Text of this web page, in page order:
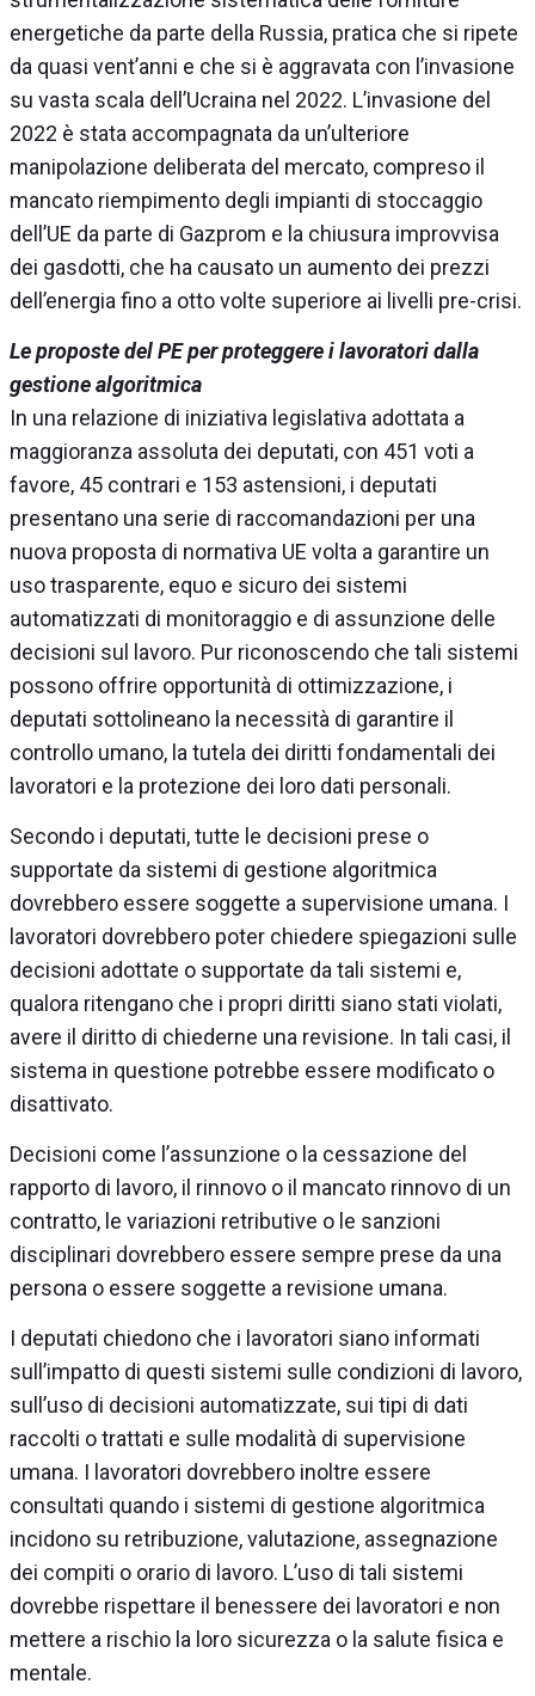
energetiche da parte della Russia, pratica che si ripete
da quasi vent’anni e che si è aggravata con l’invasione
su vasta scala dell’Ucraina nel 2022. L’invasione del
2022 è stata accompagnata da un’ulteriore
manipolazione deliberata del mercato, compreso il
mancato riempimento degli impianti di stoccaggio
dell’UE da parte di Gazprom e la chiusura improvvisa
dei gasdotti, che ha causato un aumento dei prezzi
dell’energia fino a otto volte superiore ai livelli pre-crisi.
Le proposte del PE per proteggere i lavoratori dalla
gestione algoritmica
In una relazione di iniziativa legislativa adottata a
maggioranza assoluta dei deputati, con 451 voti a
favore, 45 contrari e 153 astensioni, i deputati
presentano una serie di raccomandazioni per una
nuova proposta di normativa UE volta a garantire un
uso trasparente, equo e sicuro dei sistemi
automatizzati di monitoraggio e di assunzione delle
decisioni sul lavoro. Pur riconoscendo che tali sistemi
possono offrire opportunità di ottimizzazione, i
deputati sottolineano la necessità di garantire il
controllo umano, la tutela dei diritti fondamentali dei
lavoratori e la protezione dei loro dati personali.
Secondo i deputati, tutte le decisioni prese o
supportate da sistemi di gestione algoritmica
dovrebbero essere soggette a supervisione umana. I
lavoratori dovrebbero poter chiedere spiegazioni sulle
decisioni adottate o supportate da tali sistemi e,
qualora ritengano che i propri diritti siano stati violati,
avere il diritto di chiederne una revisione. In tali casi, il
sistema in questione potrebbe essere modificato o
disattivato.
Decisioni come l’assunzione o la cessazione del
rapporto di lavoro, il rinnovo o il mancato rinnovo di un
contratto, le variazioni retributive o le sanzioni
disciplinari dovrebbero essere sempre prese da una
persona o essere soggette a revisione umana.
I deputati chiedono che i lavoratori siano informati
sull’impatto di questi sistemi sulle condizioni di lavoro,
sull’uso di decisioni automatizzate, sui tipi di dati
raccolti o trattati e sulle modalità di supervisione
umana. I lavoratori dovrebbero inoltre essere
consultati quando i sistemi di gestione algoritmica
incidono su retribuzione, valutazione, assegnazione
dei compiti o orario di lavoro. L’uso di tali sistemi
dovrebbe rispettare il benessere dei lavoratori e non
mettere a rischio la loro sicurezza o la salute fisica e
mentale.